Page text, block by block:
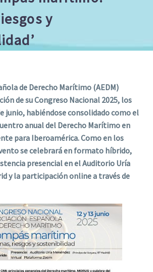
y
de Derecho Marítimo (AEDM)
de su Congreso Nacional 2025, los
junio, habiéndose consolidado como el
anual del Derecho Marítimo en
para Iberoamérica. Como en los
se celebrará en formato híbrido,
presencial en el Auditorio Uría
y la participación online a través de